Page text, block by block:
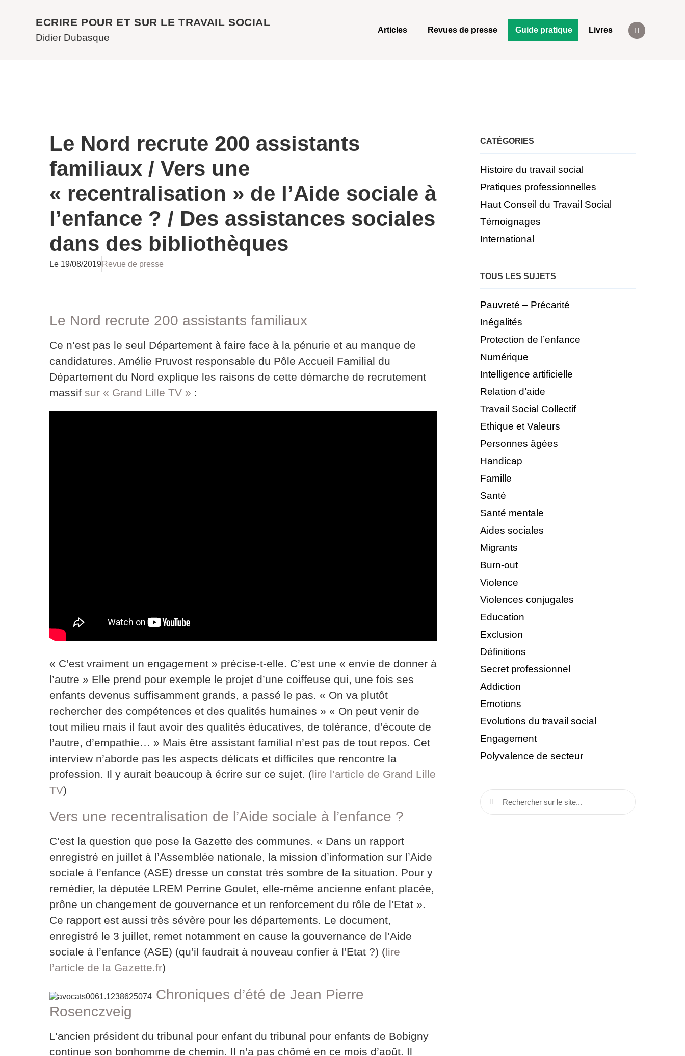
ECRIRE POUR ET SUR LE TRAVAIL SOCIAL
Didier Dubasque
Articles Revues de presse Guide pratique Livres
Le Nord recrute 200 assistants
familiaux / Vers une
« recentralisation » de l’Aide sociale à
l’enfance ? / Des assistances sociales
dans des bibliothèques
Le 19/08/2019 Revue de presse
Le Nord recrute 200 assistants familiaux
Ce n’est pas le seul Département à faire face à la pénurie et au manque de
candidatures. Amélie Pruvost responsable du Pôle Accueil Familial du
Département du Nord explique les raisons de cette démarche de recrutement
massif sur « Grand Lille TV » :
« C’est vraiment un engagement » précise-t-elle. C’est une « envie de donner à
l’autre » Elle prend pour exemple le projet d’une coiffeuse qui, une fois ses
enfants devenus suffisamment grands, a passé le pas. « On va plutôt
rechercher des compétences et des qualités humaines » « On peut venir de
tout milieu mais il faut avoir des qualités éducatives, de tolérance, d’écoute de
l’autre, d’empathie… » Mais être assistant familial n’est pas de tout repos. Cet
interview n’aborde pas les aspects délicats et difficiles que rencontre la
profession. Il y aurait beaucoup à écrire sur ce sujet. (lire l’article de Grand Lille
TV)
Vers une recentralisation de l’Aide sociale à l’enfance ?
C’est la question que pose la Gazette des communes. « Dans un rapport
enregistré en juillet à l’Assemblée nationale, la mission d’information sur l’Aide
sociale à l’enfance (ASE) dresse un constat très sombre de la situation. Pour y
remédier, la députée LREM Perrine Goulet, elle-même ancienne enfant placée,
prône un changement de gouvernance et un renforcement du rôle de l’Etat ».
Ce rapport est aussi très sévère pour les départements. Le document,
enregistré le 3 juillet, remet notamment en cause la gouvernance de l’Aide
sociale à l’enfance (ASE) (qu’il faudrait à nouveau confier à l’Etat ?) (lire
l’article de la Gazette.fr)
Chroniques d’été de Jean Pierre
Rosenczveig
L’ancien président du tribunal pour enfant du tribunal pour enfants de Bobigny
continue son bonhomme de chemin. Il n’a pas chômé en ce mois d’août. Il
CATÉGORIES
Histoire du travail social
Pratiques professionnelles
Haut Conseil du Travail Social
Témoignages
International
TOUS LES SUJETS
Pauvreté – Précarité
Inégalités
Protection de l’enfance
Numérique
Intelligence artificielle
Relation d’aide
Travail Social Collectif
Ethique et Valeurs
Personnes âgées
Handicap
Famille
Santé
Santé mentale
Aides sociales
Migrants
Burn-out
Violence
Violences conjugales
Education
Exclusion
Définitions
Secret professionnel
Addiction
Emotions
Evolutions du travail social
Engagement
Polyvalence de secteur